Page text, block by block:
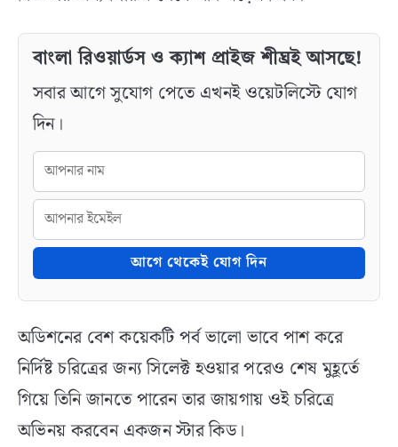
বাংলা রিওয়ার্ডস ও ক্যাশ প্রাইজ শীঘ্রই আসছে!
সবার আগে সুযোগ পেতে এখনই ওয়েটলিস্টে যোগ
দিন।
আগে থেকেই যোগ দিন
অডিশনের বেশ কয়েকটি পর্ব ভালো ভাবে পাশ করে
নির্দিষ্ট চরিত্রের জন্য সিলেক্ট হওয়ার পরেও শেষ মুহূর্তে
গিয়ে তিনি জানতে পারেন তার জায়গায় ওই চরিত্রে
অভিনয় করবেন একজন স্টার কিড।